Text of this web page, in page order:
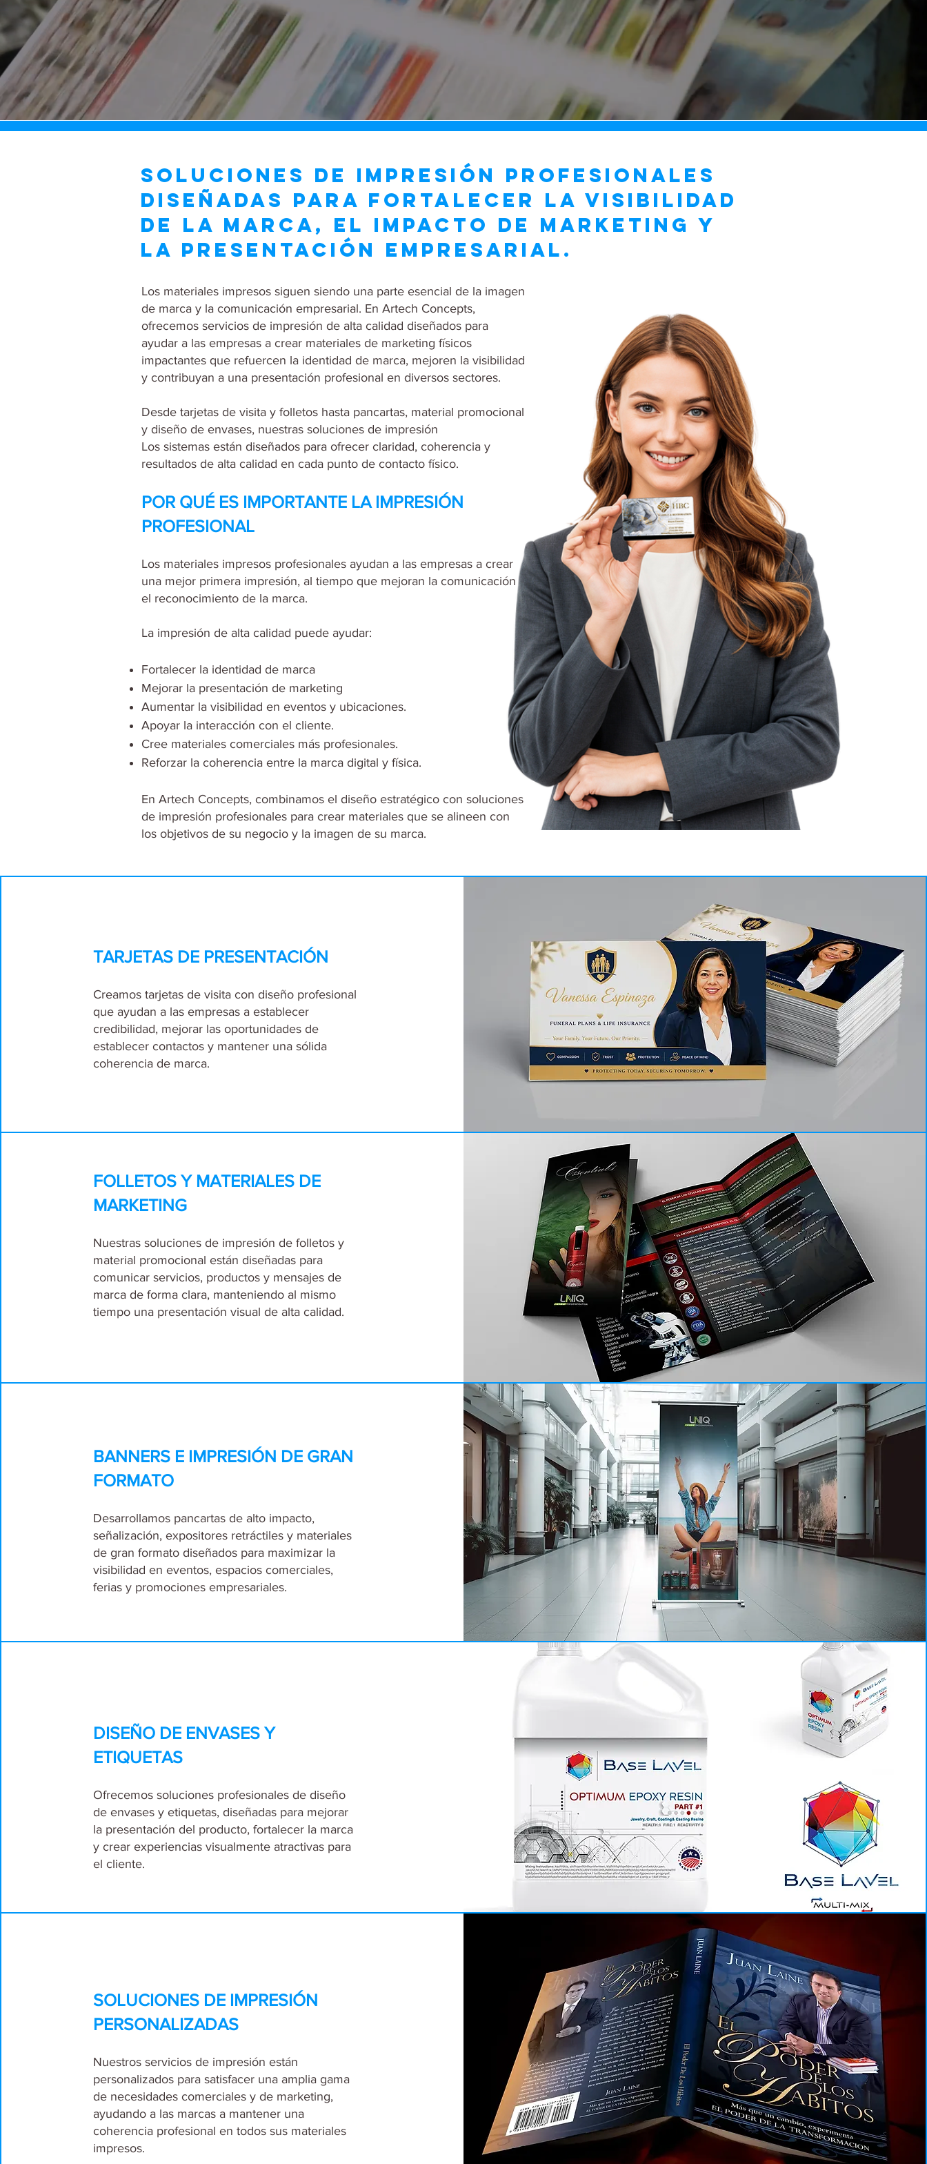
SOLUCIONES DE IMPRESIÓN PROFESIONALES
DISEÑADAS PARA FORTALECER LA VISIBILIDAD
DE LA MARCA, EL IMPACTO DE MARKETING Y
LA PRESENTACIÓN EMPRESARIAL.
Los materiales impresos siguen siendo una parte esencial de la imagen
de marca y la comunicación empresarial. En Artech Concepts,
ofrecemos servicios de impresión de alta calidad diseñados para
ayudar a las empresas a crear materiales de marketing físicos
impactantes que refuercen la identidad de marca, mejoren la visibilidad
y contribuyan a una presentación profesional en diversos sectores.
Desde tarjetas de visita y folletos hasta pancartas, material promocional
y diseño de envases, nuestras soluciones de impresión
Los sistemas están diseñados para ofrecer claridad, coherencia y
resultados de alta calidad en cada punto de contacto físico.
POR QUÉ ES IMPORTANTE LA IMPRESIÓN
PROFESIONAL
Los materiales impresos profesionales ayudan a las empresas a crear
una mejor primera impresión, al tiempo que mejoran la comunicación y
el reconocimiento de la marca.
La impresión de alta calidad puede ayudar:
Fortalecer la identidad de marca
Mejorar la presentación de marketing
Aumentar la visibilidad en eventos y ubicaciones.
Apoyar la interacción con el cliente.
Cree materiales comerciales más profesionales.
Reforzar la coherencia entre la marca digital y física.
En Artech Concepts, combinamos el diseño estratégico con soluciones
de impresión profesionales para crear materiales que se alineen con
los objetivos de su negocio y la imagen de su marca.
TARJETAS DE PRESENTACIÓN
Creamos tarjetas de visita con diseño profesional
que ayudan a las empresas a establecer
credibilidad, mejorar las oportunidades de
establecer contactos y mantener una sólida
coherencia de marca.
FOLLETOS Y MATERIALES DE
MARKETING
Nuestras soluciones de impresión de folletos y
material promocional están diseñadas para
comunicar servicios, productos y mensajes de
marca de forma clara, manteniendo al mismo
tiempo una presentación visual de alta calidad.
BANNERS E IMPRESIÓN DE GRAN
FORMATO
Desarrollamos pancartas de alto impacto,
señalización, expositores retráctiles y materiales
de gran formato diseñados para maximizar la
visibilidad en eventos, espacios comerciales,
ferias y promociones empresariales.
DISEÑO DE ENVASES Y
ETIQUETAS
Ofrecemos soluciones profesionales de diseño
de envases y etiquetas, diseñadas para mejorar
la presentación del producto, fortalecer la marca
y crear experiencias visualmente atractivas para
el cliente.
SOLUCIONES DE IMPRESIÓN
PERSONALIZADAS
Nuestros servicios de impresión están
personalizados para satisfacer una amplia gama
de necesidades comerciales y de marketing,
ayudando a las marcas a mantener una
coherencia profesional en todos sus materiales
impresos.